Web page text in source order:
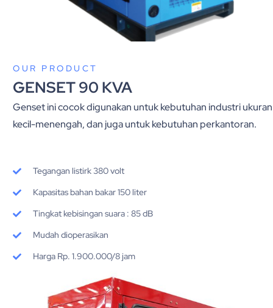
OUR PRODUCT
GENSET 90 KVA
Genset ini cocok digunakan untuk kebutuhan industri ukuran
kecil-menengah, dan juga untuk kebutuhan perkantoran.
Tegangan listirk 380 volt
Kapasitas bahan bakar 150 liter
Tingkat kebisingan suara : 85 dB
Mudah dioperasikan
Harga Rp. 1.900.000/8 jam